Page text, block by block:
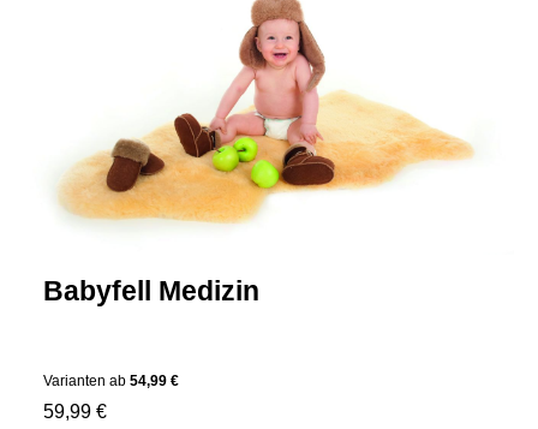
Babyfell Medizin
Varianten ab 54,99 €
59,99 €